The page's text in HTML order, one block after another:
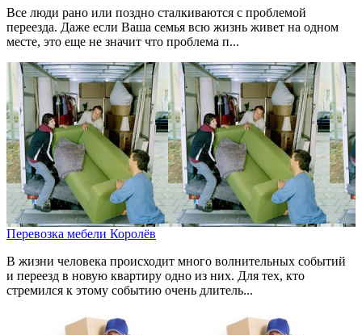
Все люди рано или поздно сталкиваются с проблемой
переезда. Даже если Ваша семья всю жизнь живет на одном
месте, это еще не значит что проблема п...
Перевозка мебели Королёв
В жизни человека происходит много волнительных событий
и переезд в новую квартиру одно из них. Для тех, кто
стремился к этому событию очень длитель...